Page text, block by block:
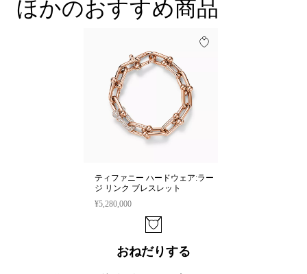
バンギャルドな芸術性を取り入れ、大胆で質感のあるアイテム
ほかのおすすめ商品
ティファニー ハードウェア:ラー
ジ リンク ブレスレット
¥5,280,000
おねだりする